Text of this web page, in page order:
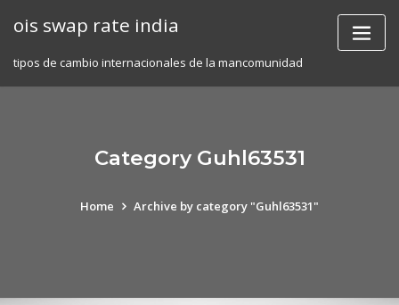
ois swap rate india
tipos de cambio internacionales de la mancomunidad
Category Guhl63531
Home Archive by category "Guhl63531"